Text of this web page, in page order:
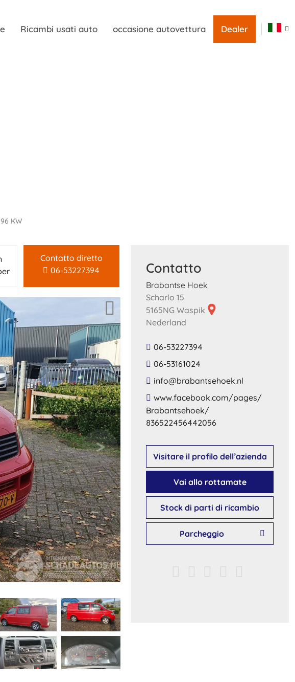
Ricambi usati auto occasione autovettura Dealer
KW
Contatto diretto
06-53227394
Contatto
Brabantse Hoek
Scharlo 15
5165NG Waspik
Nederland
06-53227394
06-53161024
​info​@​brabantsehoek​.​nl​
​www​.​facebook​.​com​/​pages​/​
Brabantsehoek​/​
836522456442056​
Visitare il profilo dell’azienda
Vai allo rottamate
Stock di parti di ricambio
Parcheggio